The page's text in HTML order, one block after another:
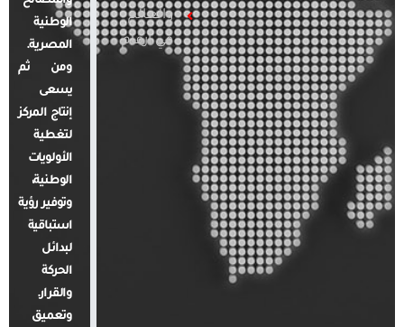
والعالم
في أرقام
الوطنية
المصرية.
ومن ثم
يسعى
إنتاج المركز
لتغطية
الأولويات
الوطنية،
وتوفير رؤية
استباقية
لبدائل
الحركة
والقرار.
وتعميق